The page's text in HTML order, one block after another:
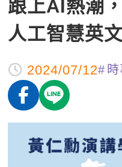
英文課程總表
英文會話
商用英文
英文檢定
IELTS 雅思課程
自然發音
全國分校
英文部落格
影音學英文
師資團隊
學習分享
學員故事
跟上AI熱潮
人工智慧英文
2024/07/12